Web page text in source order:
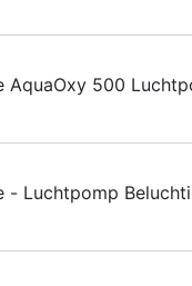
AquaOxy 500
- Luchtpomp